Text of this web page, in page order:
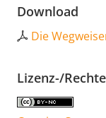
Download
Die
Lizenz-/